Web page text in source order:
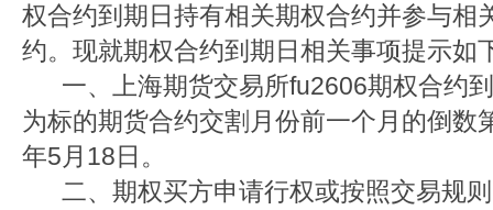
权合约到期日持有相关期权合约并参与相
约。现就期权合约到期日相关事项提示如
一、上海期货交易所fu2606期权合约
为标的期货合约交割月份前一个月的倒数
年5月18日。
二、期权买方申请行权或按照交易规